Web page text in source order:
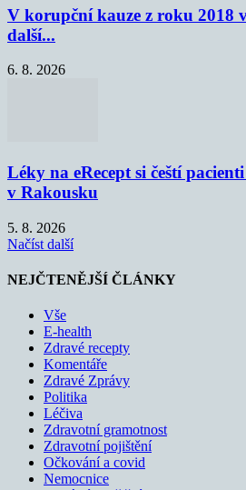
V korupční kauze z roku 2018
další...
6. 8. 2026
Léky na eRecept si čeští
v Rakousku
5. 8. 2026
Načíst další
NEJČTENĚJŠÍ ČLÁNKY
Vše
E-health
Zdravé recepty
Komentáře
Zdravé Zprávy
Politika
Léčiva
Zdravotní gramotnost
Zdravotní pojištění
Očkování a covid
Nemocnice